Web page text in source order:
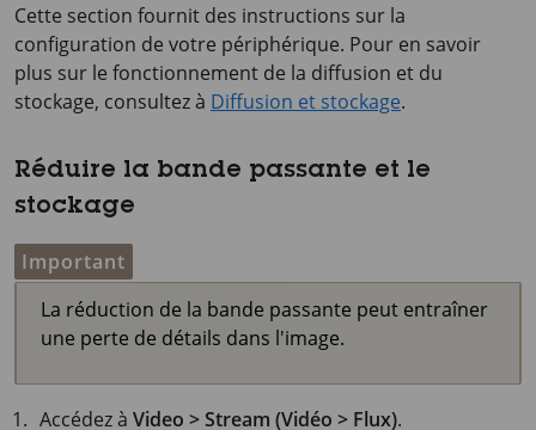
Cette section fournit des instructions sur la
configuration de votre périphérique. Pour en savoir
plus sur le fonctionnement de la diffusion et du
stockage, consultez à Diffusion et stockage.
Réduire la bande passante et le
stockage
Important
La réduction de la bande passante peut entraîner
une perte de détails dans l'image.
Accédez àVideo > Stream (Vidéo > Flux).